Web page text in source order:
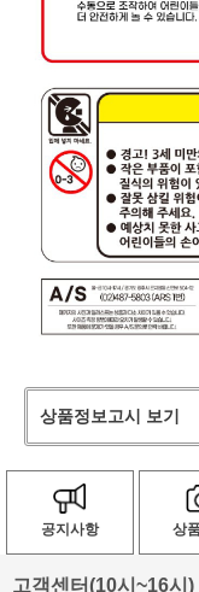
상품정보고시 보기
공지사항 상
고객센터(10시~16시)